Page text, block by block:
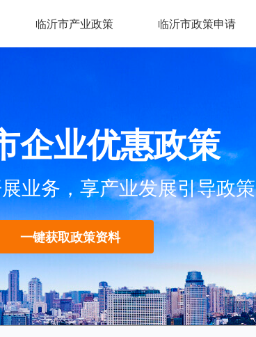
临沂市产业政策 临沂市政策申请
企业优惠政策
业务，享产业发展引导政策
一键获取政策资料